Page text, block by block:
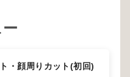
・顔周りカット(初回)